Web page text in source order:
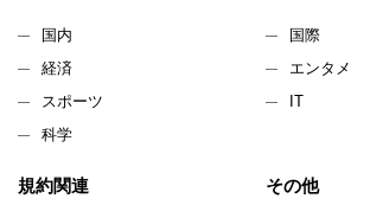
国内
国際
経済
エンタメ
スポーツ
IT
科学
規約関連 その他